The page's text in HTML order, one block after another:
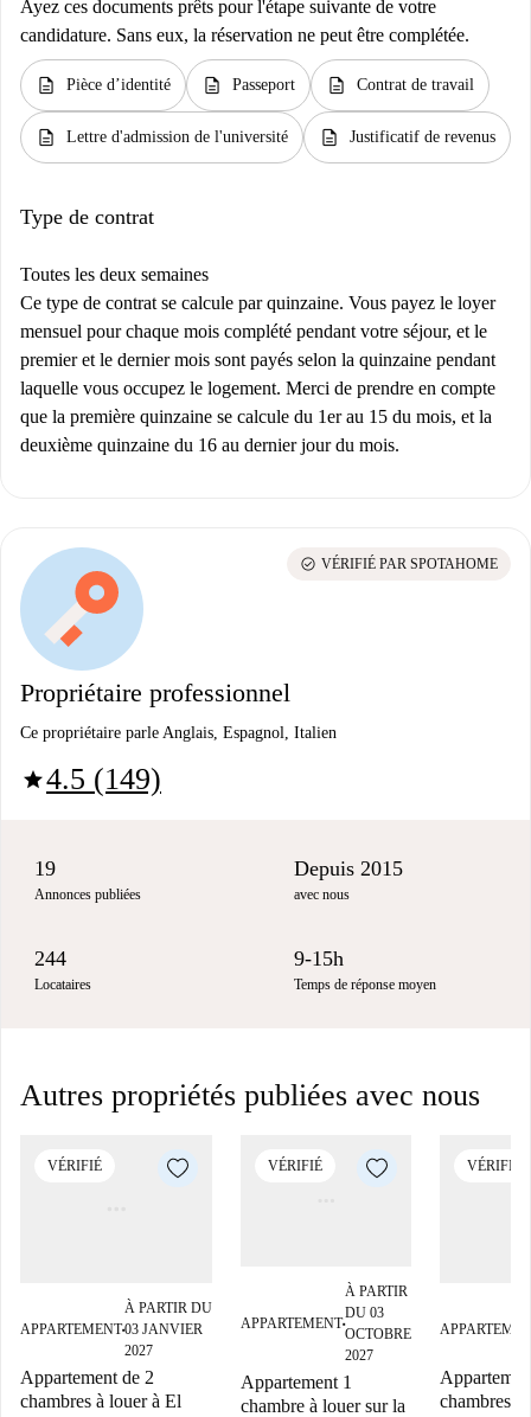
Ayez ces documents prêts pour l'étape suivante de votre
candidature. Sans eux, la réservation ne peut être complétée.
description Pièce d’identité description Passeport description Contrat de travail
description Lettre d'admission de l'université description Justificatif de revenus
Type de contrat
Toutes les deux semaines
Ce type de contrat se calcule par quinzaine. Vous payez le loyer
mensuel pour chaque mois complété pendant votre séjour, et le
premier et le dernier mois sont payés selon la quinzaine pendant
laquelle vous occupez le logement. Merci de prendre en compte
que la première quinzaine se calcule du 1er au 15 du mois, et la
deuxième quinzaine du 16 au dernier jour du mois.
Propriétaire professionnel
Ce propriétaire parle Anglais, Espagnol, Italien
star4.5 (149)
check_circle VÉRIFIÉ PAR SPOTAHOME
19
Annonces publiées
Depuis 2015
avec nous
244
Locataires
9-15h
Temps de réponse moyen
Autres propriétés publiées avec nous
VÉRIFIÉ
APPARTEMENT■
À PARTIR DU
03 JANVIER
2027
Appartement de 2
chambres à louer à El
VÉRIFIÉ
APPARTEMENT■
À PARTIR
DU 03
OCTOBRE
2027
Appartement 1
chambre à louer sur la
VÉRIFIÉ
chambres